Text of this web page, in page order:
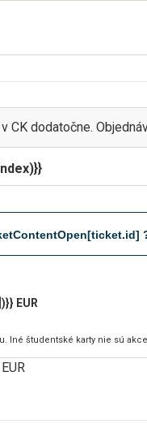
CK dodatočne.
EUR
Iné študentské karty nie sú